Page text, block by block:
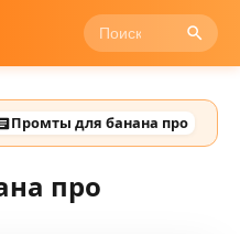
Промты для банана про
про